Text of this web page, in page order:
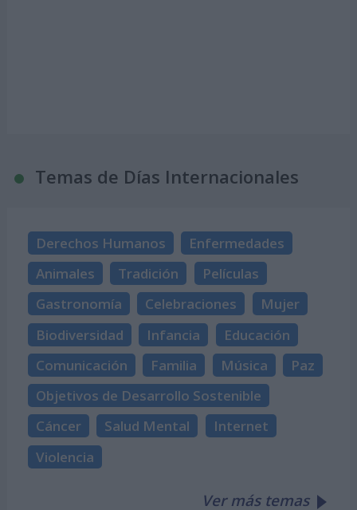
Temas de Días Internacionales
Derechos Humanos
Enfermedades
Animales
Tradición
Películas
Gastronomía
Celebraciones
Mujer
Biodiversidad
Infancia
Educación
Comunicación
Familia Música
Paz
Objetivos de Desarrollo Sostenible
Cáncer
Salud Mental
Internet
Violencia
Ver más temas